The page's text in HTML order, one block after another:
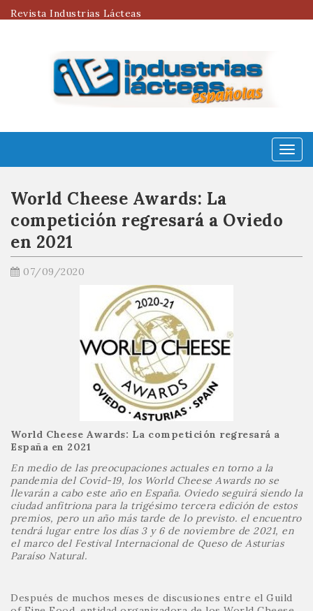
Revista Industrias Lácteas
Menú
World Cheese Awards: La
competición regresará a Oviedo
en 2021
07/09/2020
World Cheese Awards: La competición regresará a
España en 2021
En medio de las preocupaciones actuales en torno a la
pandemia del Covid-19, los World Cheese Awards no se
llevarán a cabo este año en España. Oviedo seguirá siendo la
ciudad anfitriona para la trigésimo tercera edición de estos
premios, pero un año más tarde de lo previsto. el encuentro
tendrá lugar entre los días 3 y 6 de noviembre de 2021, en
el marco del Festival Internacional de Queso de Asturias
Paraíso Natural.
Después de muchos meses de discusiones entre el Guild